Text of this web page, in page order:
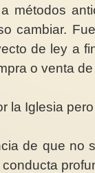
métodos
cambiar.
de ley a
o venta
la Iglesia
de que no